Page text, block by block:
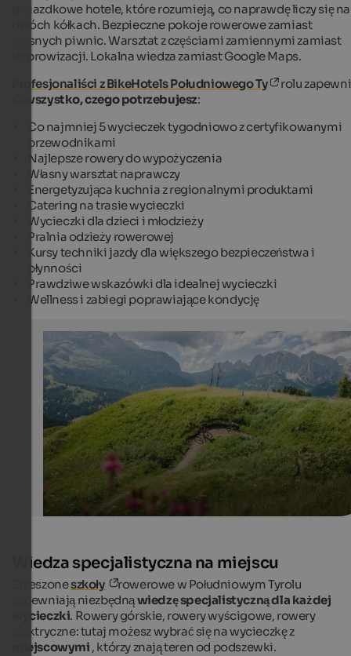
BikeHotels Südtirol
The BikeHotels in South Tyrol offer tours on bikes, road
mountain bikes, freeride and e-Bike.
BikeHotels Südtirol - Kirsten Sörries
gwiazdkowe hotele, które rozumieją, co naprawdę liczy się na
dwóch kółkach. Bezpieczne pokoje rowerowe zamiast
ciasnych piwnic. Warsztat z częściami zamiennymi zamiast
improwizacji. Lokalna wiedza zamiast Google Maps.
Profesjonaliści z BikeHotels Południowego Ty
rolu
wszystko, czego potrzebujesz:
Co najmniej 5 wycieczek tygodniowo z certyfikowanymi
przewodnikami
Najlepsze rowery do wypożyczenia
Własny warsztat naprawczy
Energetyzująca kuchnia z regionalnymi produktami
Catering na trasie wycieczki
Wycieczki dla dzieci i młodzieży
Pralnia odzieży rowerowej
Kursy techniki jazdy dla większego bezpieczeństwa i
płynności
Prawdziwe wskazówki dla idealnej wycieczki
Wellness i zabiegi poprawiające kondycję
Wiedza specjalistyczna na miejscu
Zrzeszoneszkoły
rowerowe w Południowym Tyrolu
zapewniają niezbędnąwiedzę specjalistyczną dla każdej
wycieczki. Rowery górskie, rowery wyścigowe, rowery
elektryczne: tutaj możesz wybrać się na wycieczkę z
miejscowymi , którzy znają teren od podszewki.